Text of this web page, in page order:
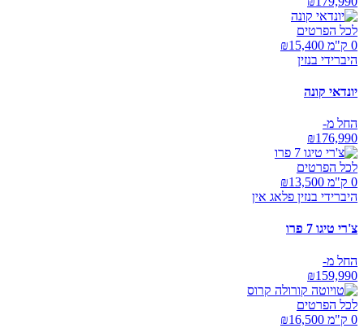
לכל הפרטים
0 ק"מ ₪
15,400
היברידי בנזין
יונדאי קונה
החל מ-
₪176,990
לכל הפרטים
0 ק"מ ₪
13,500
היברידי בנזין פלאג אין
צ'רי טיגו 7 פרו
החל מ-
₪159,990
לכל הפרטים
0 ק"מ ₪
16,500